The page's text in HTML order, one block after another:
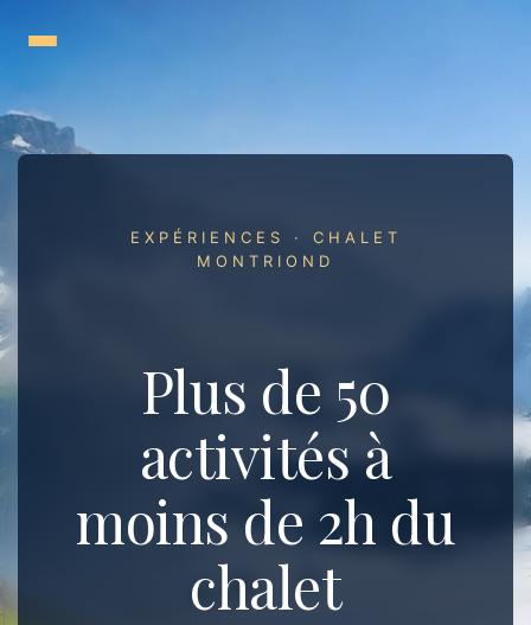
EXPÉRIENCES · CHALET
MONTRIOND
Plus de 50
activités à
moins de 2h du
chalet